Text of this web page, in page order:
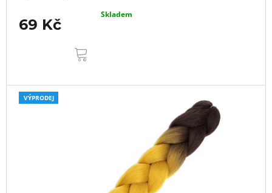
69 Kč
Skladem
VÝPRODEJ